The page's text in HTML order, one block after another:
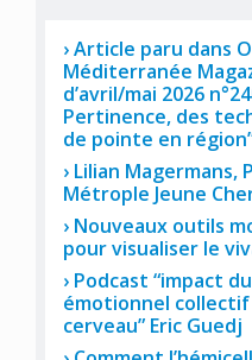
Article paru dans
Méditerranée
d’avril/mai 2026
Pertinence, des
de pointe en
Lilian Magermans,
Métrople Jeune
Nouveaux outils
pour visualiser le
Podcast “impact
émotionnel collectif
cerveau” Eric Guedj